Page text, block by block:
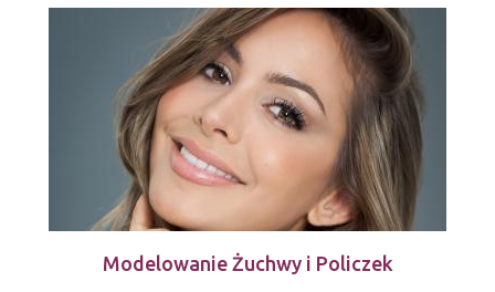
Modelowanie Żuchwy i Policzek